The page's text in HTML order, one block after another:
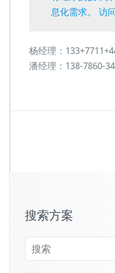
息化需求。 访
杨经理：
潘经理：138-7860-
搜索方案